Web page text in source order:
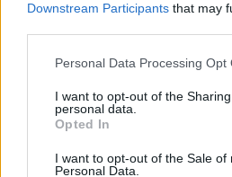
Downstream Participants that may
Personal Data Processing Opt
I want to opt-out of the
personal data.
Opted In
I want to opt-out of the Sale of
Personal Data.
Ievāc
iekaisumu, gan
JAUTĀJUMI UN